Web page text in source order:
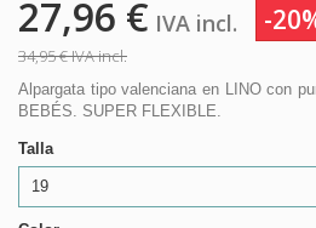
27,96 € IVA incl. -
34,95 €IVA incl.
Alpargata tipo valenciana en LINO con
BEBÉS. SUPER FLEXIBLE.
Talla
19